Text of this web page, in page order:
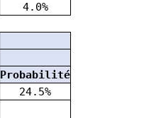
4.0%
Probabilité
24.5%